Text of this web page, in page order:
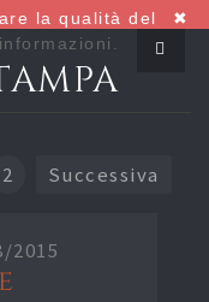
2 Successiva
2015
✖
la qualità del